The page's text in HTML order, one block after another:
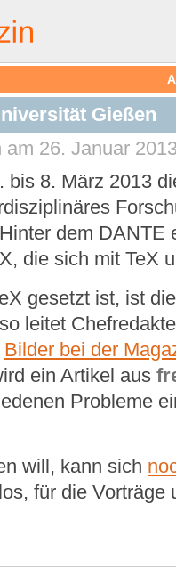
Gießen
26. Januar
bis 8. März 2013
dem DANTE
die sich mit TeX
gesetzt ist, ist
leitet
Bilder bei der
ein Artikel aus
Probleme
will, kann sich
für die Vorträge